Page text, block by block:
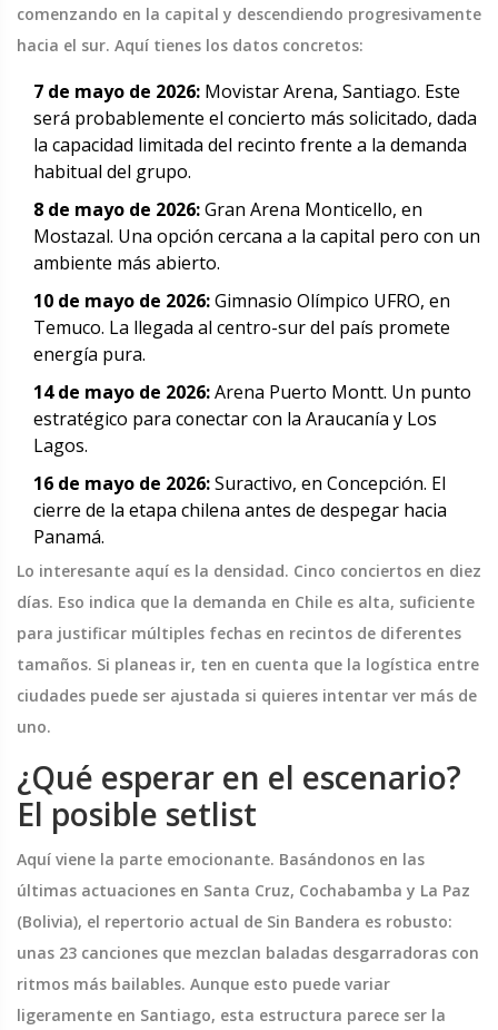
comenzando en la capital y descendiendo progresivamente
hacia el sur. Aquí tienes los datos concretos:
7 de mayo de 2026: Movistar Arena, Santiago. Este
será probablemente el concierto más solicitado, dada
la capacidad limitada del recinto frente a la demanda
habitual del grupo.
8 de mayo de 2026:Gran Arena Monticello, en
Mostazal. Una opción cercana a la capital pero con un
ambiente más abierto.
10 de mayo de 2026:Gimnasio Olímpico UFRO, en
Temuco. La llegada al centro-sur del país promete
energía pura.
14 de mayo de 2026:Arena Puerto Montt. Un punto
estratégico para conectar con la Araucanía y Los
Lagos.
16 de mayo de 2026:Suractivo, en Concepción. El
cierre de la etapa chilena antes de despegar hacia
Panamá.
Lo interesante aquí es la densidad. Cinco conciertos en diez
días. Eso indica que la demanda en Chile es alta, suficiente
para justificar múltiples fechas en recintos de diferentes
tamaños. Si planeas ir, ten en cuenta que la logística entre
ciudades puede ser ajustada si quieres intentar ver más de
uno.
¿Qué esperar en el escenario?
El posible setlist
Aquí viene la parte emocionante. Basándonos en las
últimas actuaciones en Santa Cruz, Cochabamba y La Paz
(Bolivia), el repertorio actual de Sin Bandera es robusto:
unas 23 canciones que mezclan baladas desgarradoras con
ritmos más bailables. Aunque esto puede variar
ligeramente en Santiago, esta estructura parece ser la